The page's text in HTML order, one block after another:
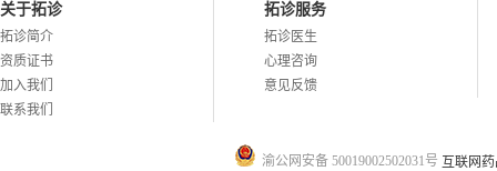
关于拓诊
拓诊简介
资质证书
加入我们
联系我们
拓诊服务
拓诊医生
心理咨询
意见反馈
渝公网安备 50019002502031号 互联网